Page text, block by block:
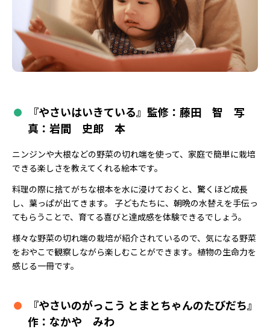
『やさいはいきている』監修：藤田 智 写
真：岩間 史郎 本
ニンジンや大根などの野菜の切れ端を使って、家庭で簡単に栽培
できる楽しさを教えてくれる絵本です。
料理の際に捨てがちな根本を水に浸けておくと、驚くほど成長
し、葉っぱが出てきます。 子どもたちに、朝晩の水替えを手伝っ
てもらうことで、育てる喜びと達成感を体験できるでしょう。
様々な野菜の切れ端の栽培が紹介されているので、気になる野菜
をおやこで観察しながら楽しむことができます。植物の生命力を
感じる一冊です。
『やさいのがっこう とまとちゃんのたびだち』
作：なかや みわ